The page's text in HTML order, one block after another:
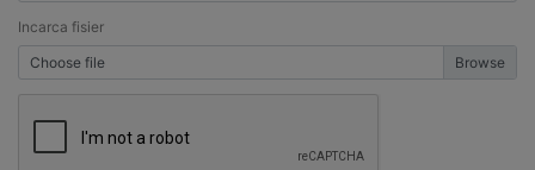
Incarca fisier
Choose file